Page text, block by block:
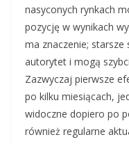
nasyconych rynkach
pozycję w wynikach
ma znaczenie;
autorytet i mogą
Zazwyczaj pierwsze
po kilku miesiącach,
widoczne dopiero po
również regularne